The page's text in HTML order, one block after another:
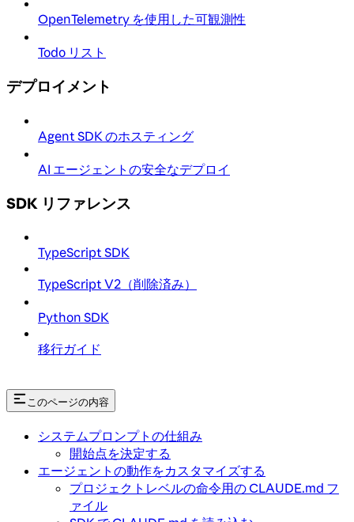
OpenTelemetry を使用した可観測性
Todo リスト
デプロイメント
Agent SDK のホスティング
AI エージェントの安全なデプロイ
SDK リファレンス
TypeScript SDK
TypeScript V2（削除済み）
Python SDK
移行ガイド
このページの内容
システムプロンプトの仕組み
開始点を決定する
エージェントの動作をカスタマイズする
プロジェクトレベルの命令用の CLAUDE.md フ
ァイル